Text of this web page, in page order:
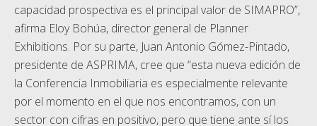
capacidad prospectiva es el principal valor de SIMAPRO”,
afirma Eloy Bohúa, director general de Planner
Exhibitions. Por su parte, Juan Antonio Gómez-Pintado,
presidente de ASPRIMA, cree que “esta nueva edición de
la Conferencia Inmobiliaria es especialmente relevante
por el momento en el que nos encontramos, con un
sector con cifras en positivo, pero que tiene ante sí los